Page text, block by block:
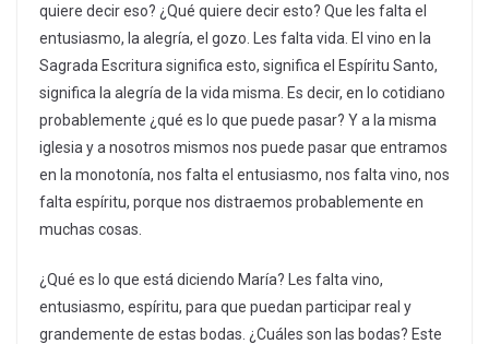
quiere decir eso? ¿Qué quiere decir esto? Que les falta el
entusiasmo, la alegría, el gozo. Les falta vida. El vino en la
Sagrada Escritura significa esto, significa el Espíritu Santo,
significa la alegría de la vida misma. Es decir, en lo cotidiano
probablemente ¿qué es lo que puede pasar? Y a la misma
iglesia y a nosotros mismos nos puede pasar que entramos
en la monotonía, nos falta el entusiasmo, nos falta vino, nos
falta espíritu, porque nos distraemos probablemente en
muchas cosas.
¿Qué es lo que está diciendo María? Les falta vino,
entusiasmo, espíritu, para que puedan participar real y
grandemente de estas bodas. ¿Cuáles son las bodas? Este